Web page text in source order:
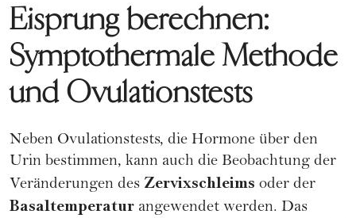
Eisprung berechnen:
Symptothermale Methode
und Ovulationstests
Neben Ovulationstests, die Hormone über den
Urin bestimmen, kann auch die Beobachtung der
Veränderungen des Zervixschleims oder der
Basaltemperatur angewendet werden. Das